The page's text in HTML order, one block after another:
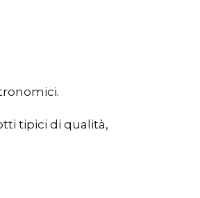
tipici di qualità,